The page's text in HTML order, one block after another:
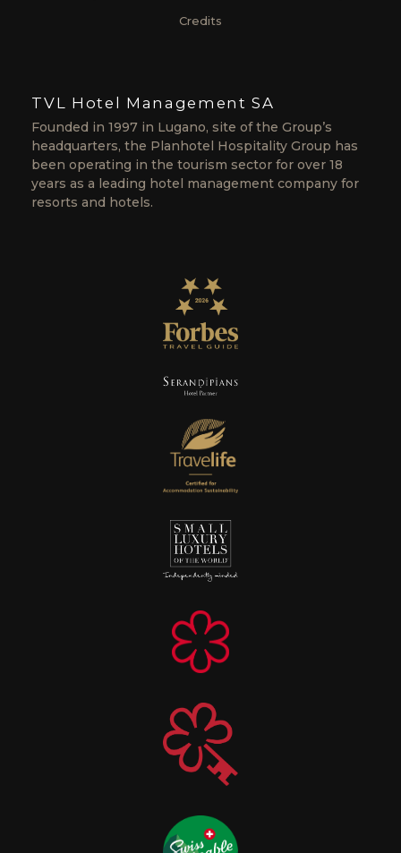
Credits
TVL Hotel Management SA
Founded in 1997 in Lugano, site of the Group’s
headquarters, the Planhotel Hospitality Group has
been operating in the tourism sector for over 18
years as a leading hotel management company for
resorts and hotels.